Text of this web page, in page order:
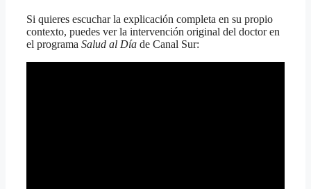
Si quieres escuchar la explicación completa en su propio
contexto, puedes ver la intervención original del doctor en
el programa Salud al Día de Canal Sur: